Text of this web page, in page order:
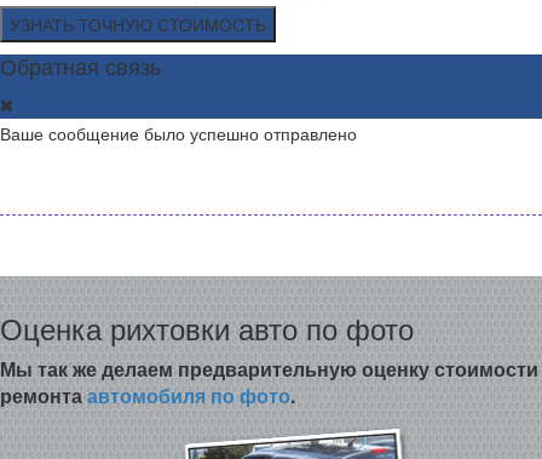
УЗНАТЬ ТОЧНУЮ СТОИМОСТЬ
Обратная связь
Ваше сообщение было успешно отправлено
Оценка рихтовки авто по фото
Мы так же делаем предварительную оценку стоимости
ремонтаавтомобиля по фото.